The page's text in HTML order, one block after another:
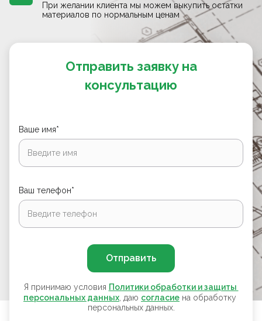
При желании клиента мы можем выкупить остатки
материалов по нормальным ценам
Отправить заявку на
консультацию
Ваше имя*
Ваш телефон*
Отправить
Я принимаю условия Политики обработки и защиты
персональных данных , даю согласие на обработку
персональных данных.